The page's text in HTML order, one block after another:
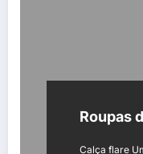
Roupas
Calça flare